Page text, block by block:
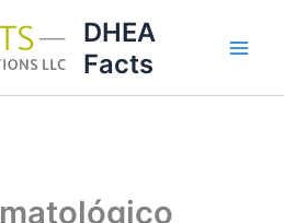
DHEA
Facts